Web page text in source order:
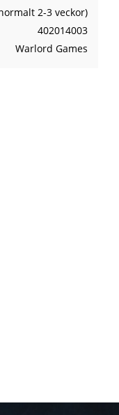
2-3 veckor)
402014003
Warlord Games